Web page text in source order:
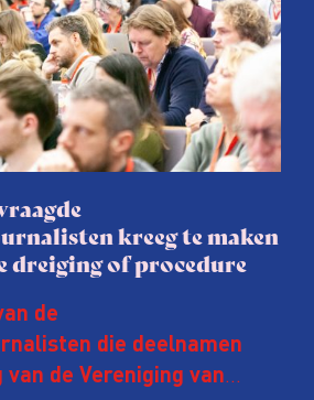
kreeg te maken
dreiging of procedure
de
die deelnamen
van de Vereniging van